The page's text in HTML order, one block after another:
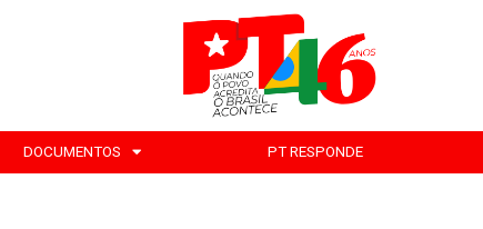
DOCUMENTOS PT RESPONDE